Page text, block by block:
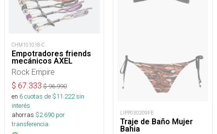
CHM101018-C
Empotradores friends
mecánicos AXEL
Rock Empire
$ 67.333 $96.990
en 6cuotas de $11.222sin
interés
ahorras $2.690 por
transferencia.
LIPP030209FE
Traje de Baño Mujer
Bahia